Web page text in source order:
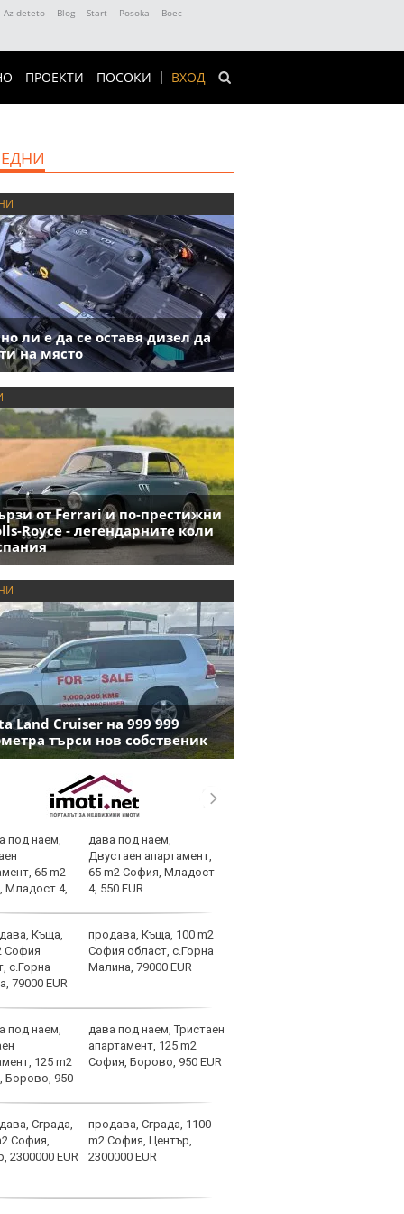
Az-deteto Blog Start Posoka
Boec
ВХОД
ПРОЕКТИ ПОСОКИ
ли е да се оставя дизел да
на място
от Ferrari и по-престижни
Royce - легендарните коли
Land Cruiser на 999 999
търси нов собственик
дава под наем,
Двустаен апартамент,
65 m2 София, Младост
4, 550 EUR
продава, Къща, 100 m2
София област, с.Горна
Малина, 79000 EUR
дава под наем, Тристаен
апартамент, 125 m2
София, Борово, 950 EUR
продава, Сграда, 1100
m2 София, Център,
2300000 EUR